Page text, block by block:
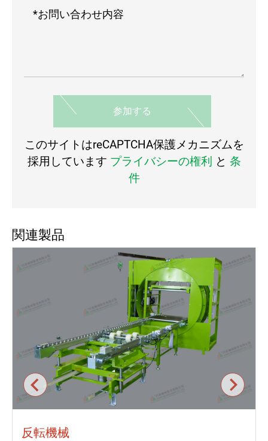
参加する
このサイトはreCAPTCHA保護メカニズムを
採用しています プライバシーの権利 と 条
件
関連製品
反転機械